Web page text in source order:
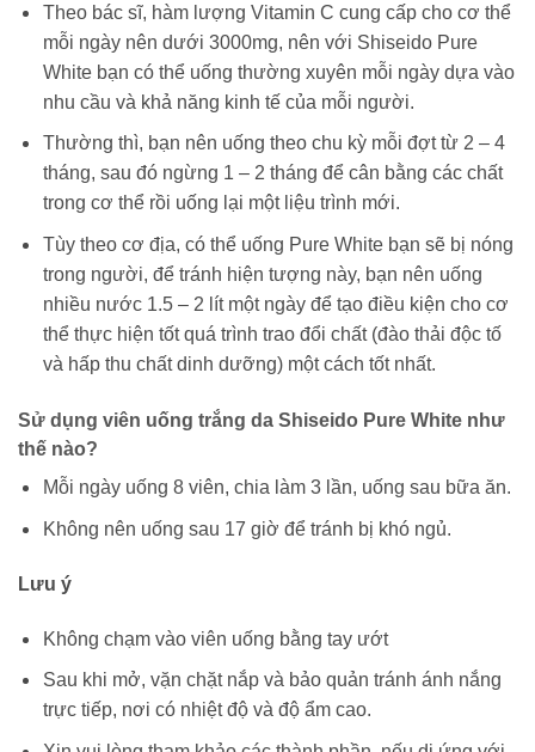
Theo bác sĩ, hàm lượng Vitamin C cung cấp cho cơ thể
mỗi ngày nên dưới 3000mg, nên với Shiseido Pure
White bạn có thể uống thường xuyên mỗi ngày dựa vào
nhu cầu và khả năng kinh tế của mỗi người.
Thường thì, bạn nên uống theo chu kỳ mỗi đợt từ 2 – 4
tháng, sau đó ngừng 1 – 2 tháng để cân bằng các chất
trong cơ thể rồi uống lại một liệu trình mới.
Tùy theo cơ địa, có thể uống Pure White bạn sẽ bị nóng
trong người, để tránh hiện tượng này, bạn nên uống
nhiều nước 1.5 – 2 lít một ngày để tạo điều kiện cho cơ
thể thực hiện tốt quá trình trao đổi chất (đào thải độc tố
và hấp thu chất dinh dưỡng) một cách tốt nhất.
Sử dụng viên uống trắng da Shiseido Pure White như
thế nào?
Mỗi ngày uống 8 viên, chia làm 3 lần, uống sau bữa ăn.
Không nên uống sau 17 giờ để tránh bị khó ngủ.
Lưu ý
Không chạm vào viên uống bằng tay ướt
Sau khi mở, vặn chặt nắp và bảo quản tránh ánh nắng
trực tiếp, nơi có nhiệt độ và độ ẩm cao.